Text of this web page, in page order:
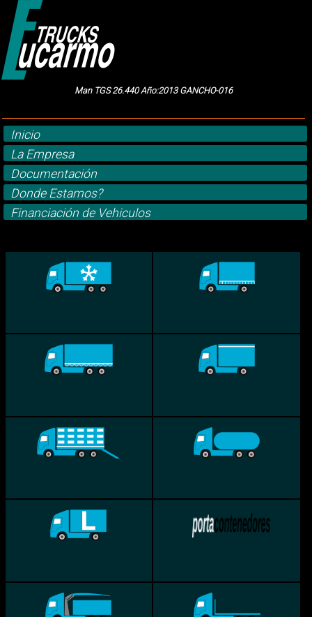
Man TGS 26.440 Año:2013 GANCHO-016
Inicio
La Empresa
Documentación
Donde Estamos?
Financiación de Vehiculos